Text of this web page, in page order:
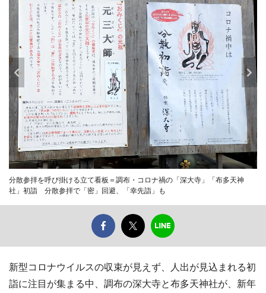
分散参拝を呼び掛ける立て看板＝調布・コロナ禍の「深大寺」「布多天神
社」初詣 分散参拝で「密」回避、「幸先詣」も
新型コロナウイルスの収束が見えず、人出が見込まれる初
詣に注目が集まる中、調布の深大寺と布多天神社が、新年